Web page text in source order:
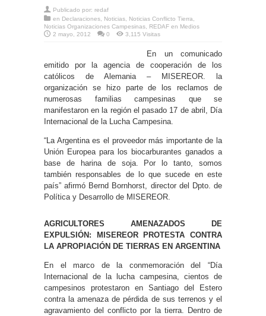
Publicado por: redaf
en Declaraciones Noticias Noticias Conflicto Tierra
Noticias Organizaciones Campesinas
REDAF en Medios
2 mayo, 2012
0 3,115 Visitas
En un comunicado
emitido por la agencia de cooperación de los
católicos de Alemania – MISEREOR. la
organización se hizo parte de los reclamos de
numerosas familias campesinas que se
manifestaron en la región el pasado 17 de abril, Día
Internacional de la Lucha Campesina.
“La Argentina es el proveedor más importante de la
Unión Europea para los biocarburantes ganados a
base de harina de soja. Por lo tanto, somos
también responsables de lo que sucede en este
país” afirmó Bernd Bornhorst, director del Dpto. de
Política y Desarrollo de MISEREOR.
AGRICULTORES AMENAZADOS DE
EXPULSIÓN: MISEREOR PROTESTA CONTRA
LA APROPIACIÓN DE TIERRAS EN ARGENTINA
En el marco de la conmemoración del “Día
Internacional de la lucha campesina, cientos de
campesinos protestaron en Santiago del Estero
contra la amenaza de pérdida de sus terrenos y el
agravamiento del conflicto por la tierra. Dentro de